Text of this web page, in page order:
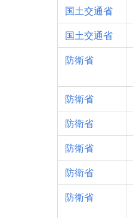
国土交通省
国土交通省
防衛省
防衛省
防衛省
防衛省
防衛省
防衛省